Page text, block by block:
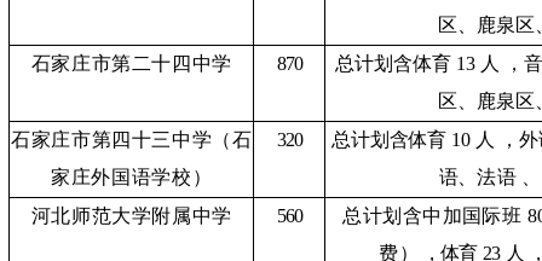
区、
鹿泉区
石家庄市第二十四中学
870 总计划含体育13 人
，
区、
鹿泉区
石家庄市第四十三中学 （石
家庄外国语学校）
320 总计划含体育 10 人
，
语、法语
河北师范大学附属中学
560 总计划含中加国际班
费） ， 体育23 人